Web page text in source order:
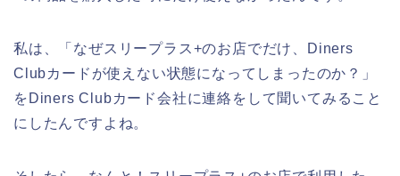
私は、「なぜスリープラス+のお店でだけ、Diners
Clubカードが使えない状態になってしまったのか？」
をDiners Clubカード会社に連絡をして聞いてみること
にしたんですよね。